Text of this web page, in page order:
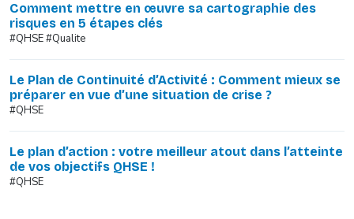
Comment mettre en œuvre sa cartographie des
risques en 5 étapes clés
#QHSE #Qualite
Le Plan de Continuité d’Activité : Comment mieux se
préparer en vue d’une situation de crise ?
#QHSE
Le plan d’action : votre meilleur atout dans l’atteinte
de vos objectifs QHSE !
#QHSE